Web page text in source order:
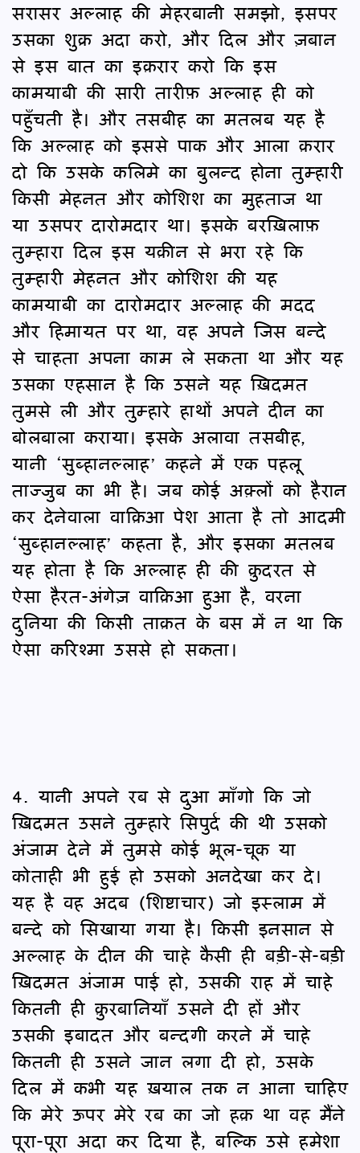
सरासर अल्लाह की मेहरबानी समझो, इसपर
उसका शुक्र अदा करो, और दिल और ज़बान
से इस बात का इक़रार करो कि इस
कामयाबी की सारी तारीफ़ अल्लाह ही को
पहुँचती है। और तसबीह का मतलब यह है
कि अल्लाह को इससे पाक और आला क़रार
दो कि उसके कलिमे का बुलन्द होना तुम्हारी
किसी मेहनत और कोशिश का मुहताज था
या उसपर दारोमदार था। इसके बरख़िलाफ़
तुम्हारा दिल इस यक़ीन से भरा रहे कि
तुम्हारी मेहनत और कोशिश की यह
कामयाबी का दारोमदार अल्लाह की मदद
और हिमायत पर था, वह अपने जिस बन्दे
से चाहता अपना काम ले सकता था और यह
उसका एहसान है कि उसने यह ख़िदमत
तुमसे ली और तुम्हारे हाथों अपने दीन का
बोलबाला कराया। इसके अलावा तसबीह,
यानी ‘सुब्हानल्लाह’ कहने में एक पहलू
ताज्जुब का भी है। जब कोई अक़्लों को हैरान
कर देनेवाला वाक़िआ पेश आता है तो आदमी
‘सुब्हानल्लाह’ कहता है, और इसका मतलब
यह होता है कि अल्लाह ही की क़ुदरत से
ऐसा हैरत-अंगेज़ वाक़िआ हुआ है, वरना
दुनिया की किसी ताक़त के बस में न था कि
ऐसा करिश्मा उससे हो सकता।
4. यानी अपने रब से दुआ माँगो कि जो
ख़िदमत उसने तुम्हारे सिपुर्द की थी उसको
अंजाम देने में तुमसे कोई भूल-चूक या
कोताही भी हुई हो उसको अनदेखा कर दे।
यह है वह अदब (शिष्टाचार) जो इस्लाम में
बन्दे को सिखाया गया है। किसी इनसान से
अल्लाह के दीन की चाहे कैसी ही बड़ी-से-बड़ी
ख़िदमत अंजाम पाई हो, उसकी राह में चाहे
कितनी ही क़ुरबानियाँ उसने दी हों और
उसकी इबादत और बन्दगी करने में चाहे
कितनी ही उसने जान लगा दी हो, उसके
दिल में कभी यह ख़याल तक न आना चाहिए
कि मेरे ऊपर मेरे रब का जो हक़ था वह मैंने
पूरा-पूरा अदा कर दिया है, बल्कि उसे हमेशा